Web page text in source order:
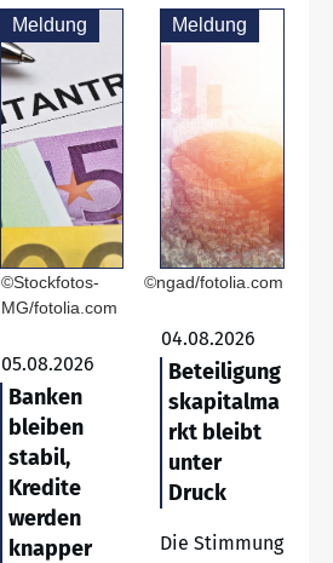
Meldung
©Stockfotos-
MG/fotolia.com
05.08.2026
Banken
bleiben
stabil,
Kredite
werden
knapper
Meldung
©ngad/fotolia.com
04.08.2026
Beteiligung
skapitalma
rkt bleibt
unter
Druck
Die Stimmung